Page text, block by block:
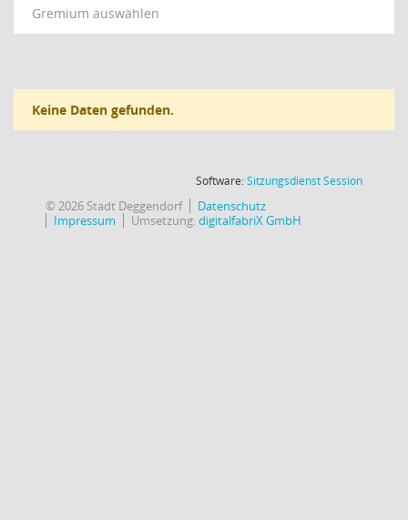
Gremium auswählen
Keine Daten gefunden.
Software:SitzungsdienstSession(Wird in
© 2026 Stadt Deggendorf
Datenschutz
Impressum
Umsetzung:digitalfabriX GmbH